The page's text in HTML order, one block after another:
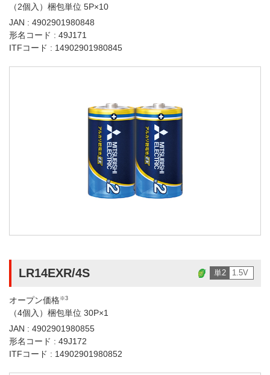
（2個入）梱包単位 5P×10
JAN : 4902901980848
形名コード : 49J171
ITFコード : 14902901980845
LR14EXR/4S 単2 1.5V
オープン価格※3
（4個入）梱包単位 30P×1
JAN : 4902901980855
形名コード : 49J172
ITFコード : 14902901980852